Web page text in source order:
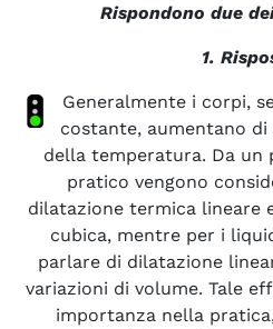
Rispondono due
1.
Generalmente i corpi,
costante, aumentano
della temperatura. Da un
pratico vengono
dilatazione termica lineare
cubica, mentre per i
parlare di dilatazione
variazioni di volume. Tale
importanza nella